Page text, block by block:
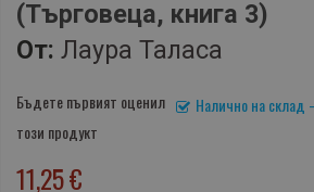
(Търговеца, книга 3)
От: Лаура Таласа
Налично на склад
Бъдете първият оценил
този продукт
11,25 €